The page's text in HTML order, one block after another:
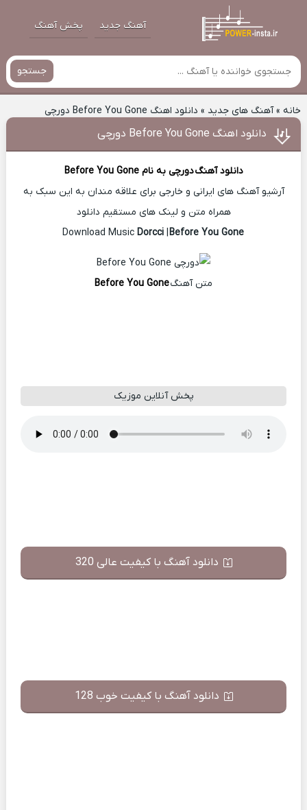
آهنگ جدید پخش آهنگ
جستجو
خانه»آهنگ های جدید » دانلود اهنگ Before You Gone دورچی
دانلود اهنگ Before You Gone دورچی
دانلود آهنگدورچی به نام Before You Gone
آرشیو آهنگ های ایرانی و خارجی برای علاقه مندان به این سبک به
همراه متن و لینک های مستقیم دانلود
Dorcci |Before You Gone
متن آهنگBefore You Gone
پخش آنلاین موزیک
دانلود آهنگ با کیفیت عالی 320
دانلود آهنگ با کیفیت خوب 128